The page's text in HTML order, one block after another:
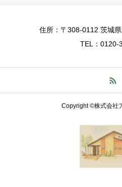
住所：〒308-0112 茨城
TEL：0120-
Copyright ©株式会社